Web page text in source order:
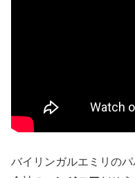
バイリンガルエミリの